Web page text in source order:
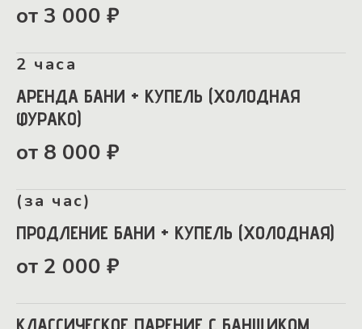
от 3 000 ₽
2 часа
АРЕНДА БАНИ + КУПЕЛЬ (ХОЛОДНАЯ
ФУРАКО)
от 8 000 ₽
(за час)
ПРОДЛЕНИЕ БАНИ + КУПЕЛЬ (ХОЛОДНАЯ)
от 2 000 ₽